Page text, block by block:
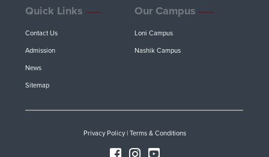
Quick Links
Contact Us
Admission
News
Sitemap
Our Campus
Loni Campus
Nashik Campus
Privacy Policy| Terms & Conditions